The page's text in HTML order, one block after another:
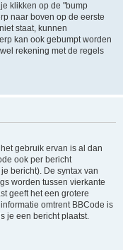
klikken op de "bump
naar boven op de eerste
staat, kunnen
kan ook gebumpt worden
rekening met de regels
gebruik ervan is al dan
ook per bericht
bericht). De syntax van
worden tussen vierkante
geeft het een grotere
omtrent BBCode is
je een bericht plaatst.